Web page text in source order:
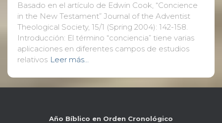
Basado en el artículo de Edwin Cook, “Concience
in the New Testament” Journal of the Adventist
Theological Society, 15/1 (Spring 2004): 142-158.
Introducción: El término “conciencia” tiene varias
aplicaciones en diferentes campos de estudios
relativos Leer más…
Año Bíblico en Orden Cronológico